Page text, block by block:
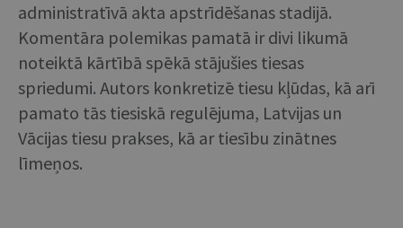
administratīvā akta apstrīdēšanas stadijā.
Komentāra polemikas pamatā ir divi likumā
noteiktā kārtībā spēkā stājušies tiesas
spriedumi. Autors konkretizē tiesu kļūdas, kā arī
pamato tās tiesiskā regulējuma, Latvijas un
Vācijas tiesu prakses, kā ar tiesību zinātnes
līmeņos.